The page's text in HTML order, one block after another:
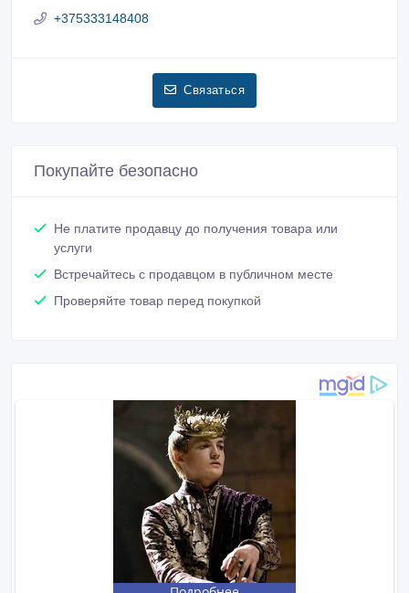
+375333148408
Связаться
Покупайте безопасно
Не платите продавцу до получения товара или
услуги
Встречайтесь с продавцом в публичном месте
Проверяйте товар перед покупкой